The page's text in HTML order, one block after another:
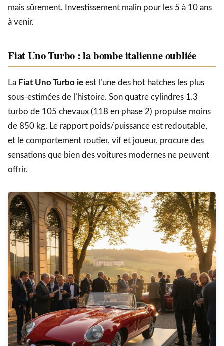
mais sûrement. Investissement malin pour les 5 à 10 ans
à venir.
Fiat Uno Turbo : la bombe italienne oubliée
La Fiat Uno Turbo ie est l’une des hot hatches les plus
sous-estimées de l’histoire. Son quatre cylindres 1.3
turbo de 105 chevaux (118 en phase 2) propulse moins
de 850 kg. Le rapport poids/puissance est redoutable,
et le comportement routier, vif et joueur, procure des
sensations que bien des voitures modernes ne peuvent
offrir.